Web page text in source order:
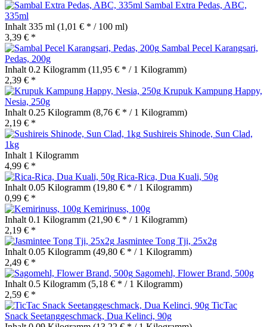
Sambal Extra Pedas, ABC,
335ml
Inhalt 335 ml (1,01 € * / 100 ml)
3,39 € *
Sambal Pecel Karangsari,
Pedas, 200g
Inhalt 0.2 Kilogramm (11,95 € * / 1 Kilogramm)
2,39 € *
Krupuk Kampung Happy,
Nesia, 250g
Inhalt 0.25 Kilogramm (8,76 € * / 1 Kilogramm)
2,19 € *
Sushireis Shinode, Sun Clad,
1kg
Inhalt 1 Kilogramm
4,99 € *
Rica-Rica, Dua Kuali, 50g
Inhalt 0.05 Kilogramm (19,80 € * / 1 Kilogramm)
0,99 € *
Kemirinuss, 100g
Inhalt 0.1 Kilogramm (21,90 € * / 1 Kilogramm)
2,19 € *
Jasmintee Tong Tji, 25x2g
Inhalt 0.05 Kilogramm (49,80 € * / 1 Kilogramm)
2,49 € *
Sagomehl, Flower Brand, 500g
Inhalt 0.5 Kilogramm (5,18 € * / 1 Kilogramm)
2,59 € *
TicTac
Snack Seetanggeschmack, Dua Kelinci, 90g